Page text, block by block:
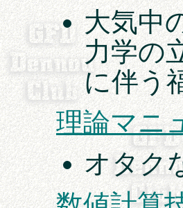
大気中
力学の
に伴う
理論マニ
オタク